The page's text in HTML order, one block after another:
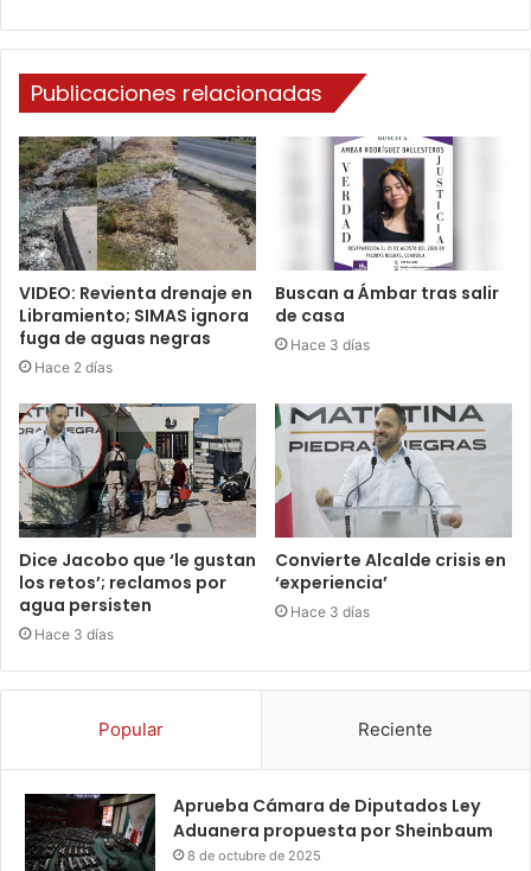
Publicaciones relacionadas
VIDEO: Revienta drenaje en
Libramiento; SIMAS ignora
fuga de aguas negras
Hace 2 días
Buscan a Ámbar tras salir
de casa
Hace 3 días
Dice Jacobo que ‘le gustan
los retos’; reclamos por
agua persisten
Hace 3 días
Convierte Alcalde crisis en
‘experiencia’
Hace 3 días
Popular Reciente
Aprueba Cámara de Diputados Ley
Aduanera propuesta por Sheinbaum
8 de octubre de 2025